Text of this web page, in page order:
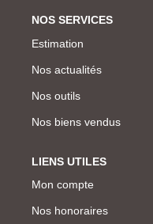
NOS SERVICES
Estimation
Nos actualités
Nos outils
Nos biens vendus
LIENS UTILES
Mon compte
Nos honoraires